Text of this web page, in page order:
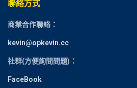
聯絡方式
商業合作聯絡：
kevin@opkevin.cc
社群(方便詢問問題)：
FaceBook